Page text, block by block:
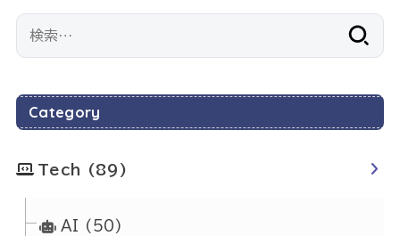
Category
Tech (89)
AI (50)